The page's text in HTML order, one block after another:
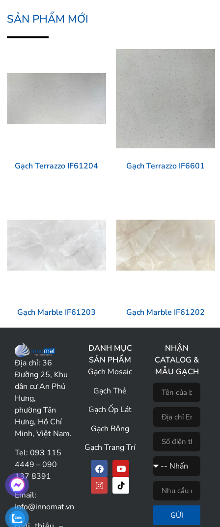
SẢN PHẨM MỚI
Gạch Terrazzo IF61204 Gạch Terrazzo IF6601
Gạch Marble IF61203 Gạch Marble IF61202
Địa chỉ: 36
Đường 25, Khu
dân cư An Phú
Hưng,
phường Tân
Hưng, Hồ Chí
Minh, Việt Nam.
Tel: 093 115
4449 – 090
137 8391
Email:
info@innomat.vn
DANH MỤC
SẢN PHẨM
Gạch Mosaic
Gạch Thẻ
Gạch Ốp Lát
Gạch Bông
Gạch Trang Trí
NHẬN
CATALOG &
MẪU GẠCH
GỬI